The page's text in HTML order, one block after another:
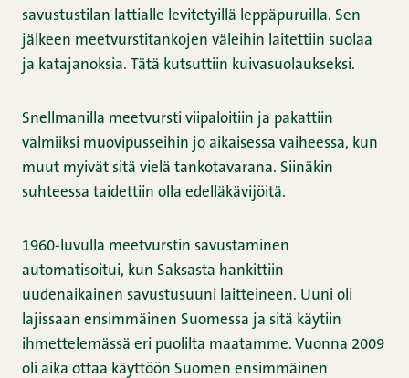
savustustilan lattialle levitetyillä leppäpuruilla. Sen
jälkeen meetvurstitankojen väleihin laitettiin suolaa
ja katajanoksia. Tätä kutsuttiin kuivasuolaukseksi.
Snellmanilla meetvursti viipaloitiin ja pakattiin
valmiiksi muovipusseihin jo aikaisessa vaiheessa, kun
muut myivät sitä vielä tankotavarana. Siinäkin
suhteessa taidettiin olla edelläkävijöitä.
1960-luvulla meetvurstin savustaminen
automatisoitui, kun Saksasta hankittiin
uudenaikainen savustusuuni laitteineen. Uuni oli
lajissaan ensimmäinen Suomessa ja sitä käytiin
ihmettelemässä eri puolilta maatamme. Vuonna 2009
oli aika ottaa käyttöön Suomen ensimmäinen